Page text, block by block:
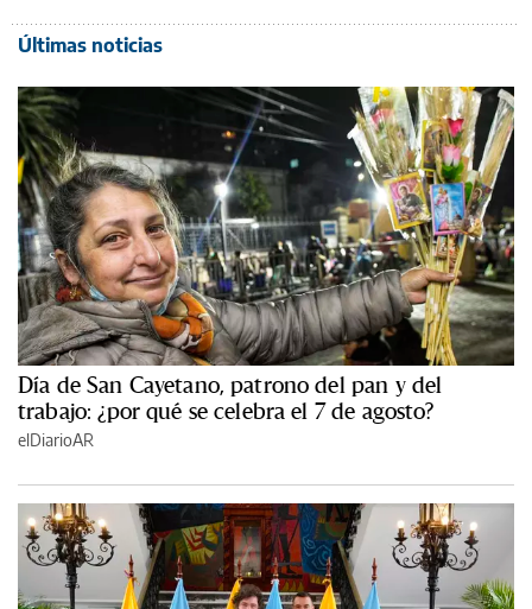
Últimas noticias
Día de San Cayetano, patrono del pan y del
trabajo: ¿por qué se celebra el 7 de agosto?
elDiarioAR